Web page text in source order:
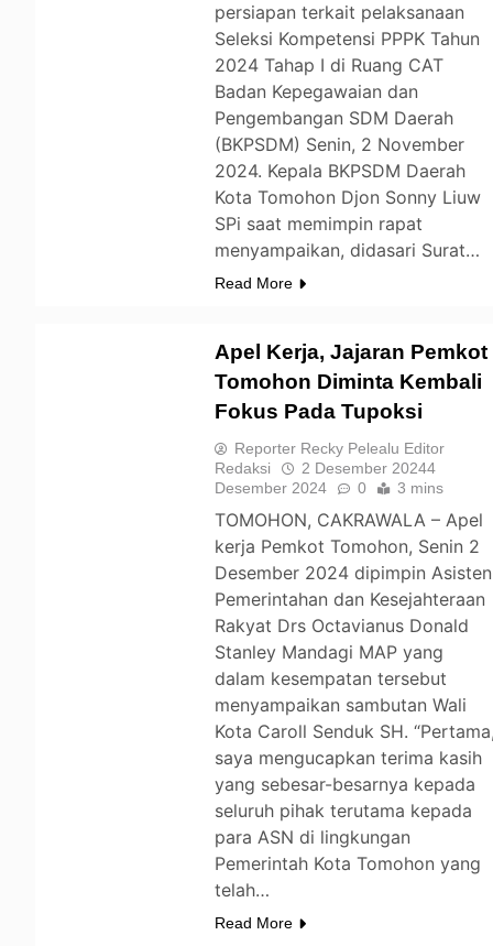
persiapan terkait pelaksanaan
Seleksi Kompetensi PPPK Tahun
2024 Tahap I di Ruang CAT
Badan Kepegawaian dan
Pengembangan SDM Daerah
(BKPSDM) Senin, 2 November
2024. Kepala BKPSDM Daerah
Kota Tomohon Djon Sonny Liuw
SPi saat memimpin rapat
menyampaikan, didasari Surat…
Read More
Apel Kerja, Jajaran Pemkot
Tomohon Diminta Kembali
Fokus Pada Tupoksi
Reporter Recky Pelealu Editor
Redaksi
2 Desember 20244
Desember 2024
0 3 mins
TOMOHON, CAKRAWALA – Apel
kerja Pemkot Tomohon, Senin 2
Desember 2024 dipimpin Asisten
Pemerintahan dan Kesejahteraan
Rakyat Drs Octavianus Donald
Stanley Mandagi MAP yang
dalam kesempatan tersebut
menyampaikan sambutan Wali
Kota Caroll Senduk SH.
saya mengucapkan terima kasih
yang sebesar-besarnya kepada
seluruh pihak terutama kepada
para ASN di lingkungan
Pemerintah Kota Tomohon yang
telah…
Read More